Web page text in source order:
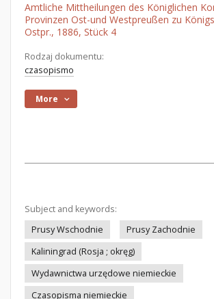
Amtliche Mittheilungen des Königlichen
Provinzen Ost-und Westpreußen zu
Ostpr., 1886, Stück 4
Rodzaj dokumentu:
czasopismo
More
Subject and keywords:
Prusy Wschodnie
Prusy Zachodnie
Kaliningrad (Rosja ; okręg)
Wydawnictwa urzędowe niemieckie
Czasopisma niemieckie